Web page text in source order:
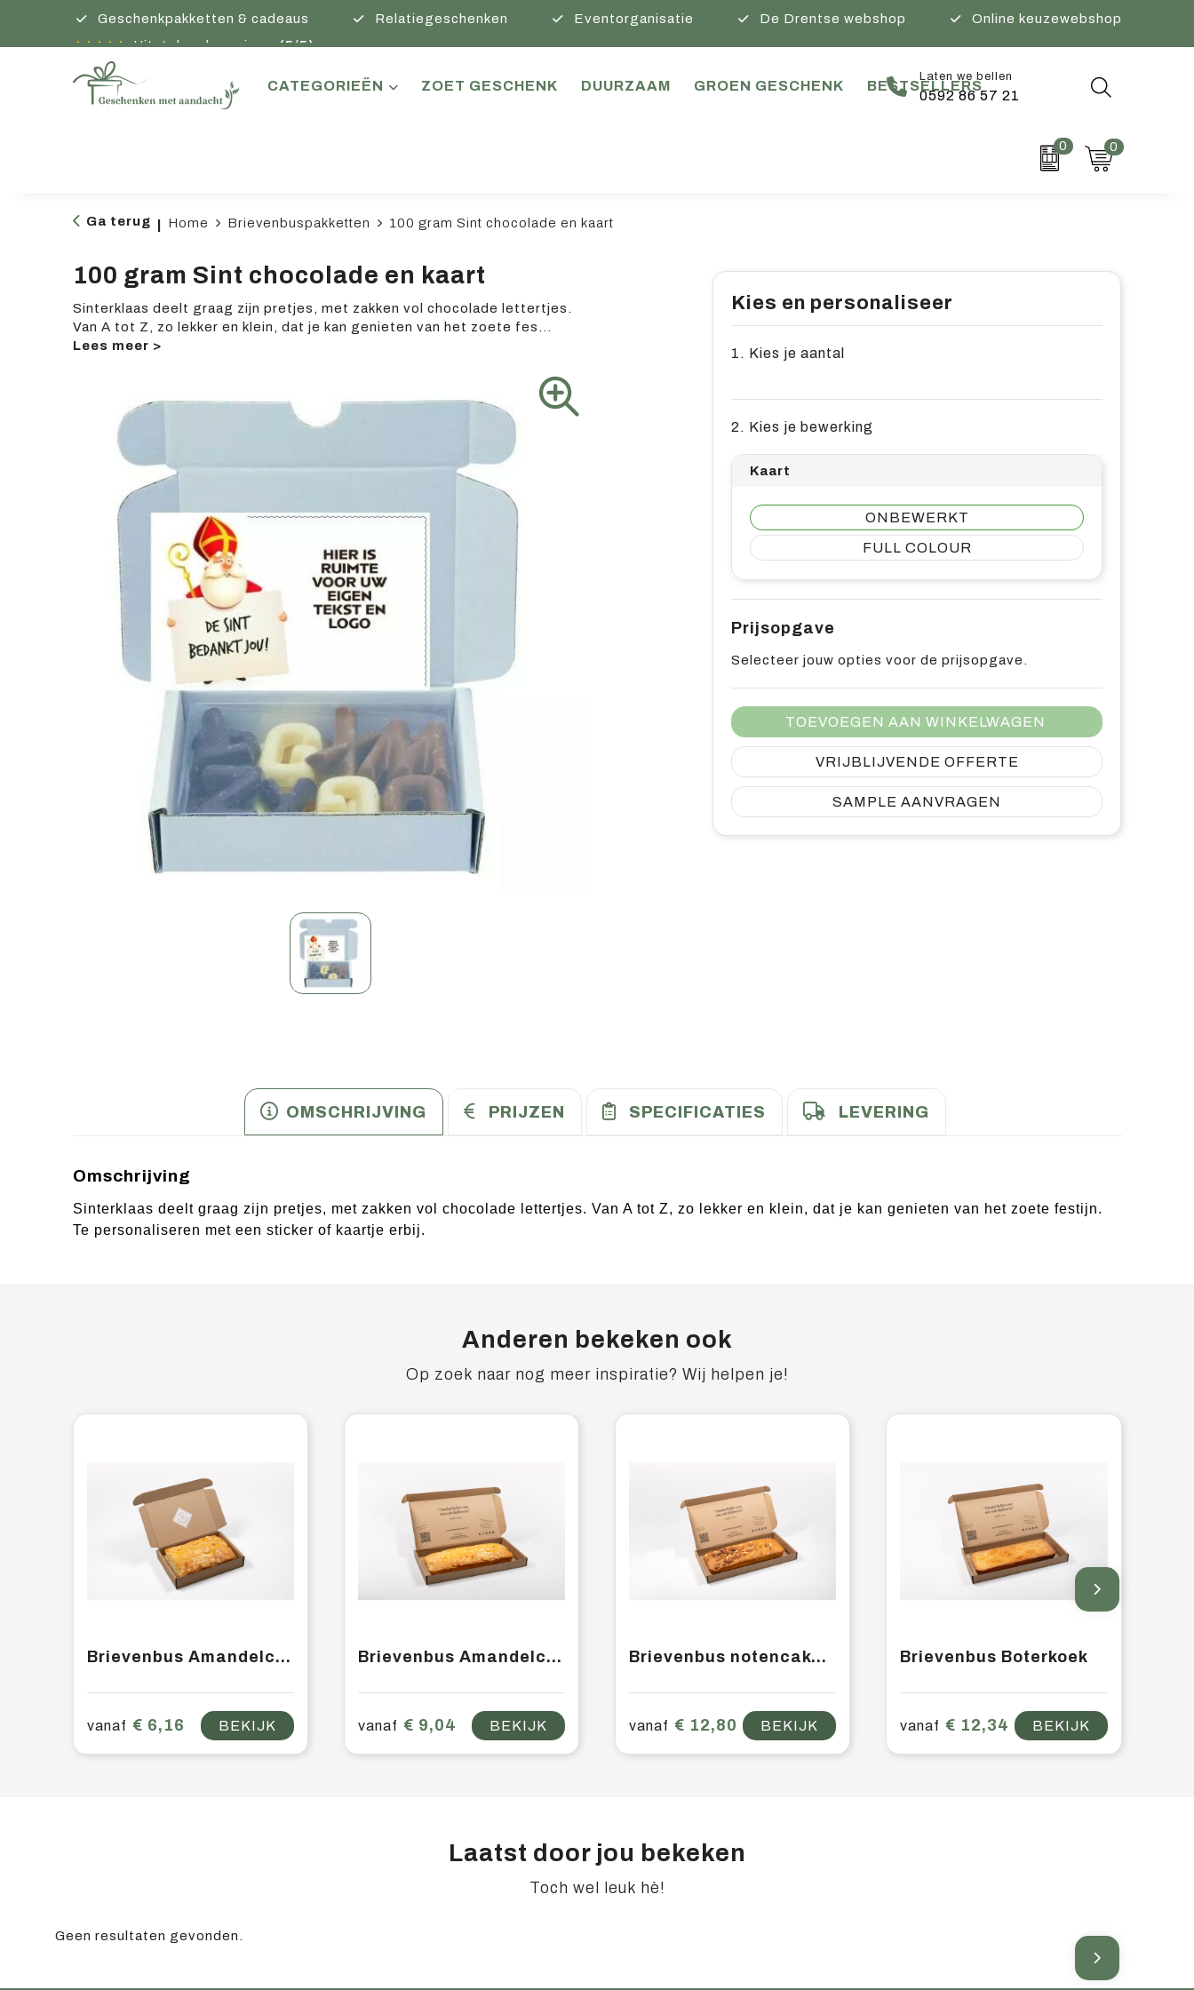
Geschenkpakketten & cadeaus Relatiegeschenken Eventorganisatie De Drentse webshop
Online keuzewebshop
Uitstekende reviews(5/5)
CATEGORIEËN ZOET GESCHENK DUURZAAM GROEN GESCHENK BESTSELLERS
Laten we bellen
0592 86 57 21
0 0
Ga terug Home Brievenbuspakketten 100 gram Sint chocolade en kaart
100 gram Sint chocolade en kaart
Sinterklaas deelt graag zijn pretjes, met zakken vol chocolade lettertjes.
Van A tot Z, zo lekker en klein, dat je kan genieten van het zoete fes
Kies en personaliseer
1. Kies je aantal
2. Kies je bewerking
Kaart
ONBEWERKT
FULL COLOUR
Prijsopgave
Selecteer jouw opties voor de prijsopgave.
TOEVOEGEN AAN WINKELWAGEN
VRIJBLIJVENDE OFFERTE
SAMPLE AANVRAGEN
OMSCHRIJVING PRIJZEN SPECIFICATIES LEVERING
Omschrijving
Sinterklaas deelt graag zijn pretjes, met zakken vol chocolade lettertjes. Van A tot Z, zo lekker en klein, dat je kan genieten van het zoete festijn.
Te personaliseren met een sticker of kaartje erbij.
Anderen bekeken ook
Op zoek naar nog meer inspiratie? Wij helpen je!
Brievenbus Amandelcake ½
vanaf € 6,16 BEKIJK
Brievenbus Amandelcake
vanaf € 9,04 BEKIJK
Brievenbus notencake met gepersonaliseerd kaartje | Vanaf 50 stuks
vanaf € 12,80 BEKIJK
Brievenbus Boterkoek
vanaf € 12,34 BEKIJK
Laatst door jou bekeken
Toch wel leuk hè!
Geen resultaten gevonden.